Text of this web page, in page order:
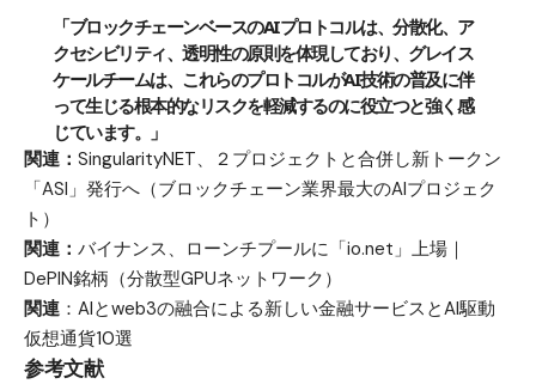
「ブロックチェーンベースのAIプロトコルは、分散化、ア
クセシビリティ、透明性の原則を体現しており、グレイス
ケールチームは、これらのプロトコルがAI技術の普及に伴
って生じる根本的なリスクを軽減するのに役立つと強く感
じています。」
関連： SingularityNET、２プロジェクトと合併し新トークン
「ASI」発行へ（ブロックチェーン業界最大のAIプロジェク
ト）
関連： バイナンス、ローンチプールに「io.net」上場｜
DePIN銘柄（分散型GPUネットワーク）
関連 ： AIとweb3の融合による新しい金融サービスとAI駆動
仮想通貨10選
参考文献